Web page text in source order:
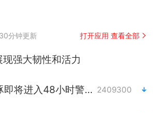
分钟更新 打开应用 查看全部
强大韧性和活力
台风白海豚即将进入48小时警戒线 2409300